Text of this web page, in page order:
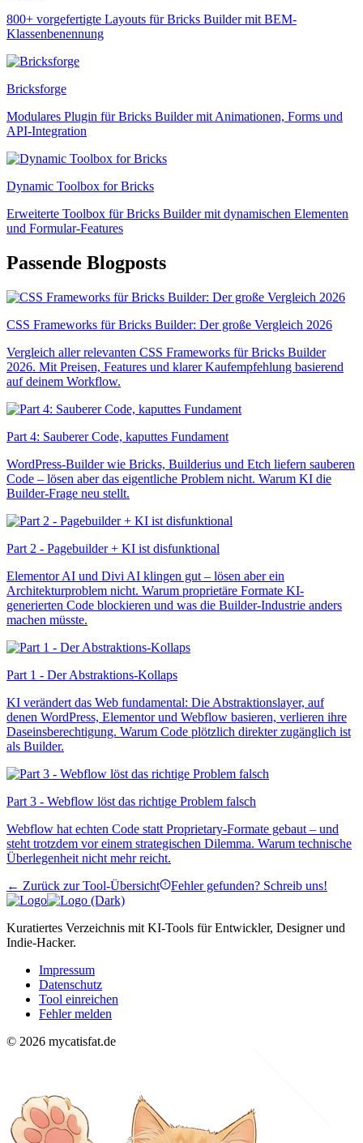
800+ vorgefertigte Layouts für Bricks Builder mit BEM-
Klassenbenennung
Bricksforge
Modulares Plugin für Bricks Builder mit Animationen, Forms und
API-Integration
Dynamic Toolbox for Bricks
Erweiterte Toolbox für Bricks Builder mit dynamischen Elementen
und Formular-Features
Passende Blogposts
CSS Frameworks für Bricks Builder: Der große Vergleich 2026
Vergleich aller relevanten CSS Frameworks für Bricks Builder
2026. Mit Preisen, Features und klarer Kaufempfehlung basierend
auf deinem Workflow.
Part 4: Sauberer Code, kaputtes Fundament
WordPress-Builder wie Bricks, Builderius und Etch liefern sauberen
Code – lösen aber das eigentliche Problem nicht. Warum KI die
Builder-Frage neu stellt.
Part 2 - Pagebuilder + KI ist disfunktional
Elementor AI und Divi AI klingen gut – lösen aber ein
Architekturproblem nicht. Warum proprietäre Formate KI-
generierten Code blockieren und was die Builder-Industrie anders
machen müsste.
Part 1 - Der Abstraktions-Kollaps
KI verändert das Web fundamental: Die Abstraktionslayer, auf
denen WordPress, Elementor und Webflow basieren, verlieren ihre
Daseinsberechtigung. Warum Code plötzlich direkter zugänglich ist
als Builder.
Part 3 - Webflow löst das richtige Problem falsch
Webflow hat echten Code statt Proprietary-Formate gebaut – und
steht trotzdem vor einem strategischen Dilemma. Warum technische
Überlegenheit nicht mehr reicht.
← Zurück zur Tool-Übersicht
Fehler gefunden? Schreib uns!
Kuratiertes Verzeichnis mit KI-Tools für Entwickler, Designer und
Indie-Hacker.
Impressum
Datenschutz
Tool einreichen
Fehler melden
© 2026 mycatisfat.de